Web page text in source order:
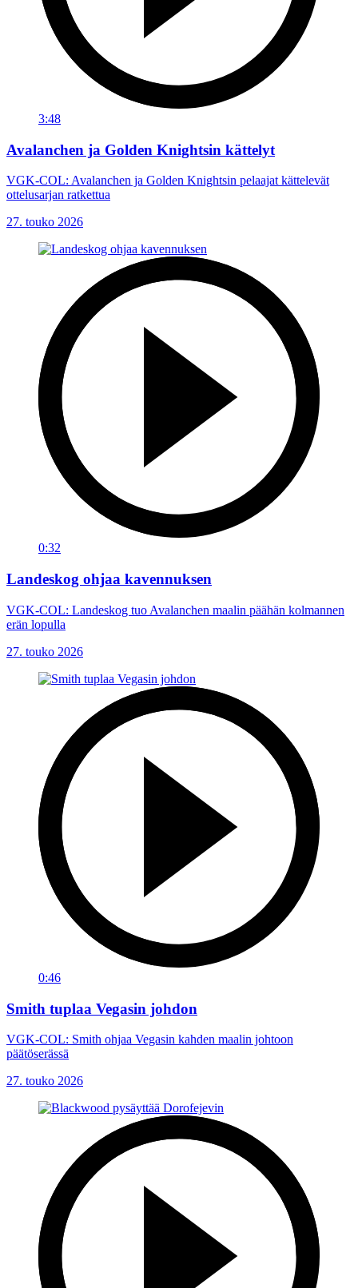
3:48
Avalanchen ja Golden Knightsin kättelyt
VGK-COL: Avalanchen ja Golden Knightsin pelaajat kättelevät
ottelusarjan ratkettua
27. touko 2026
0:32
Landeskog ohjaa kavennuksen
VGK-COL: Landeskog tuo Avalanchen maalin päähän kolmannen
erän lopulla
27. touko 2026
0:46
Smith tuplaa Vegasin johdon
VGK-COL: Smith ohjaa Vegasin kahden maalin johtoon
päätöserässä
27. touko 2026